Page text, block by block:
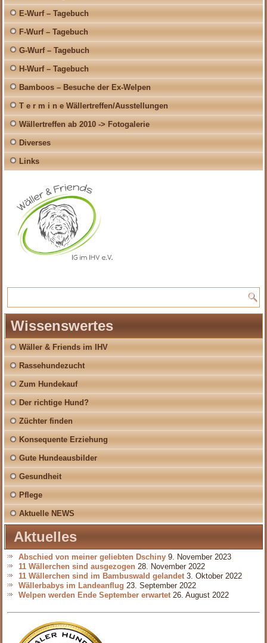
E-Wurf – Tagebuch
F-Wurf – Tagebuch
G-Wurf – Tagebuch
H-Wurf – Tagebuch
Bamboos – Besuche der Ex-Welpen
T e r m i n e Wällertreffen/Ausstellungen
Wällertreffen ab 2010 -> Fotogalerie
Diverses
Links
Wissenswertes
Wäller & Friends im IHV
Rassehundezucht
Zum Hundekauf
Der richtige Hund?
Züchter finden
Konsequente Erziehung
Gute Hundeausbilder
Gesundheit
Pflege
Aktuelle NEWS
Aktuelles
Abschied von meiner geliebten Dschiny 9. November 2023
11 Wällerchen sind ausgezogen 28. November 2022
11 Wällerchen sind im Bambuswald gelandet 3. Oktober 2022
Wällerbabys im Landeanflug 23. September 2022
Welpen werden Ende September erwartet 26. August 2022